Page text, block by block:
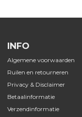
INFO
Algemene voorwaarden
Ruilen en retourneren
Privacy & Disclaimer
Betaalinformatie
Verzendinformatie